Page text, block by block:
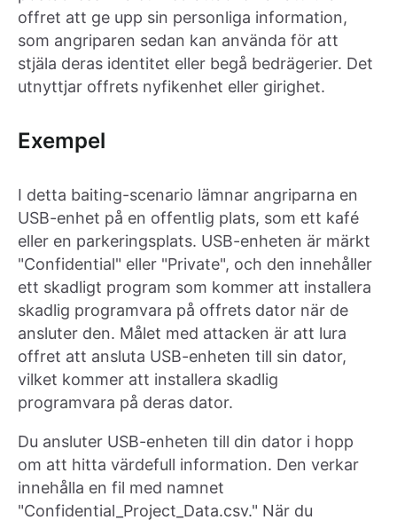
offret att ge upp sin personliga information,
som angriparen sedan kan använda för att
stjäla deras identitet eller begå bedrägerier. Det
utnyttjar offrets nyfikenhet eller girighet.
Exempel
I detta baiting-scenario lämnar angriparna en
USB-enhet på en offentlig plats, som ett kafé
eller en parkeringsplats. USB-enheten är märkt
"Confidential" eller "Private", och den innehåller
ett skadligt program som kommer att installera
skadlig programvara på offrets dator när de
ansluter den. Målet med attacken är att lura
offret att ansluta USB-enheten till sin dator,
vilket kommer att installera skadlig
programvara på deras dator.
Du ansluter USB-enheten till din dator i hopp
om att hitta värdefull information. Den verkar
innehålla en fil med namnet
"Confidential_Project_Data.csv." När du